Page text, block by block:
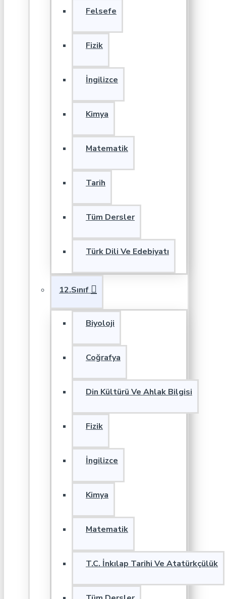
Felsefe
Fizik
İngilizce
Kimya
Matematik
Tarih
Tüm Dersler
Türk Dili Ve Edebiyatı
12.Sınıf
Biyoloji
Coğrafya
Din Kültürü Ve Ahlak Bilgisi
Fizik
İngilizce
Kimya
Matematik
T.C. İnkılap Tarihi Ve Atatürkçülük